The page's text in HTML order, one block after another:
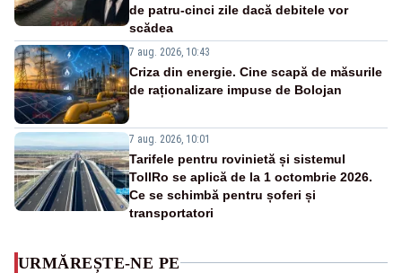
de patru-cinci zile dacă debitele vor
scădea
7 aug. 2026, 10:43
Criza din energie. Cine scapă de măsurile
de raționalizare impuse de Bolojan
7 aug. 2026, 10:01
Tarifele pentru rovinietă și sistemul
TollRo se aplică de la 1 octombrie 2026.
Ce se schimbă pentru șoferi și
transportatori
URMĂREȘTE-NE PE